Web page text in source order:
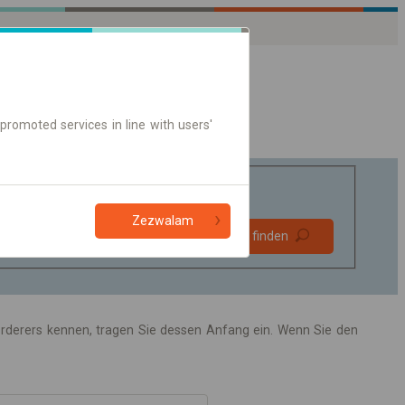
ohne Umstieg
Verbindung finden
kennen, tragen Sie dessen Anfang ein. Wenn Sie den
services in line with users'
Zezwalam